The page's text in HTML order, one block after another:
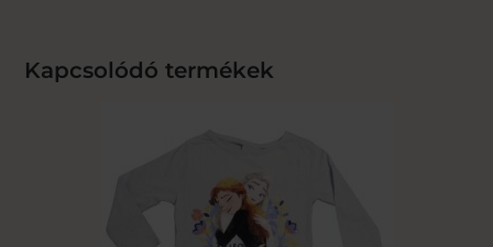
Kapcsolódó termékek